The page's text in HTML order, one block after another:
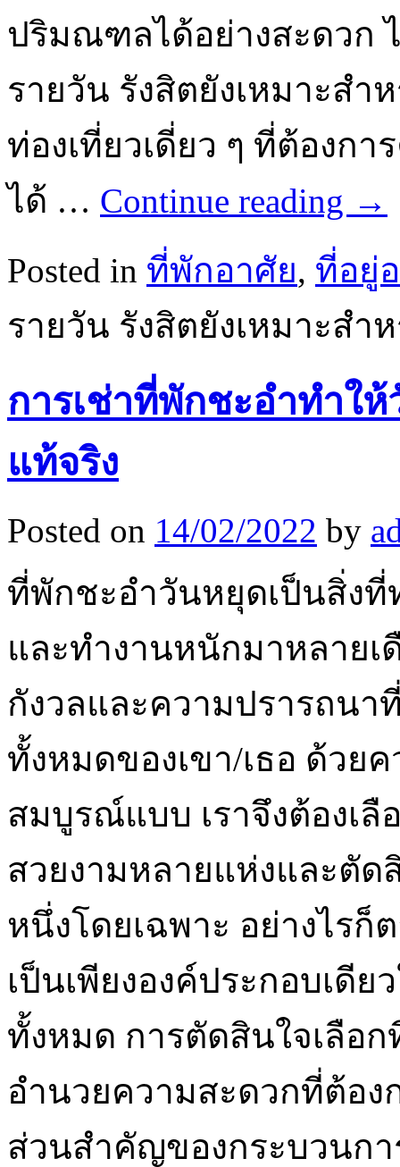
ปริมณฑลได้อย่างสะดวก
รายวัน รังสิตยังเหมาะส
ท่องเที่ยวเดี่ยว ๆ ที่ต้องก
ได้ … Continue reading →
Posted in ที่พักอาศัย, ที่อยู่
รายวัน รังสิตยังเหมาะส
การเช่าที่พักชะอำทำใ
แท้จริง
Posted on 14/02/2022 by
ที่พักชะอำวันหยุดเป็นสิ่ง
และทำงานหนักมาหลายเ
กังวลและความปรารถนา
ทั้งหมดของเขา/เธอ ด้วย
สมบูรณ์แบบ เราจึงต้องเลื
สวยงามหลายแห่งและตัด
หนึ่งโดยเฉพาะ อย่างไรก็
เป็นเพียงองค์ประกอบเดี
ทั้งหมด การตัดสินใจเลือ
อำนวยความสะดวกที่ต้อง
ส่วนสำคัญของกระบวนก